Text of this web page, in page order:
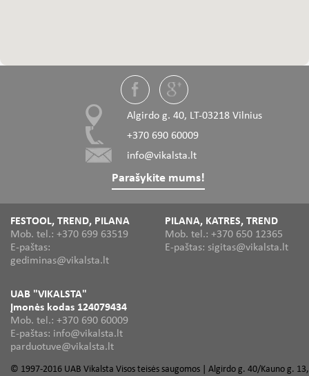
Algirdo g. 40, LT-03218 Vilnius
+370 690 60009
info@vikalsta.lt
Parašykite mums!
FESTOOL, TREND, PILANA
Mob. tel.: +370 699 63519
E-paštas:
gediminas@vikalsta.lt
PILANA, KATRES, TREND
Mob. tel.: +370 650 12365
E-paštas: sigitas@vikalsta.lt
UAB "VIKALSTA"
Įmonės kodas 124079434
Mob. tel.: +370 690 60009
E-paštas: info@vikalsta.lt
parduotuve@vikalsta.lt
© 1997-2016 UAB Vikalsta Visos teisės saugomos | Algirdo g. 40/Kauno g. 13,